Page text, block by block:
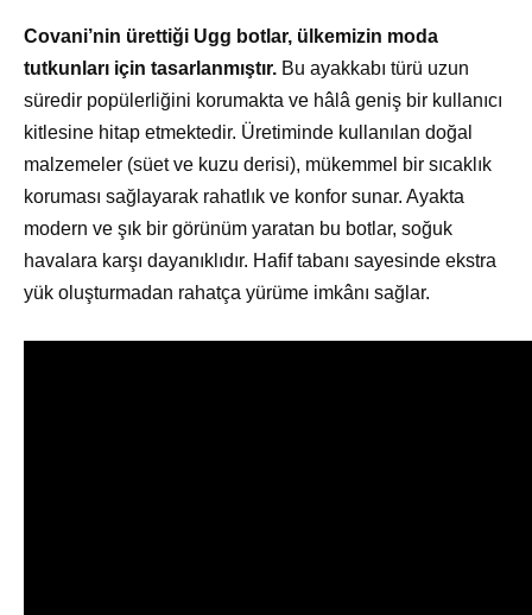
Covani’nin ürettiği Ugg botlar, ülkemizin moda
tutkunları için tasarlanmıştır. Bu ayakkabı türü uzun
süredir popülerliğini korumakta ve hâlâ geniş bir kullanıcı
kitlesine hitap etmektedir. Üretiminde kullanılan doğal
malzemeler (süet ve kuzu derisi), mükemmel bir sıcaklık
koruması sağlayarak rahatlık ve konfor sunar. Ayakta
modern ve şık bir görünüm yaratan bu botlar, soğuk
havalara karşı dayanıklıdır. Hafif tabanı sayesinde ekstra
yük oluşturmadan rahatça yürüme imkânı sağlar.